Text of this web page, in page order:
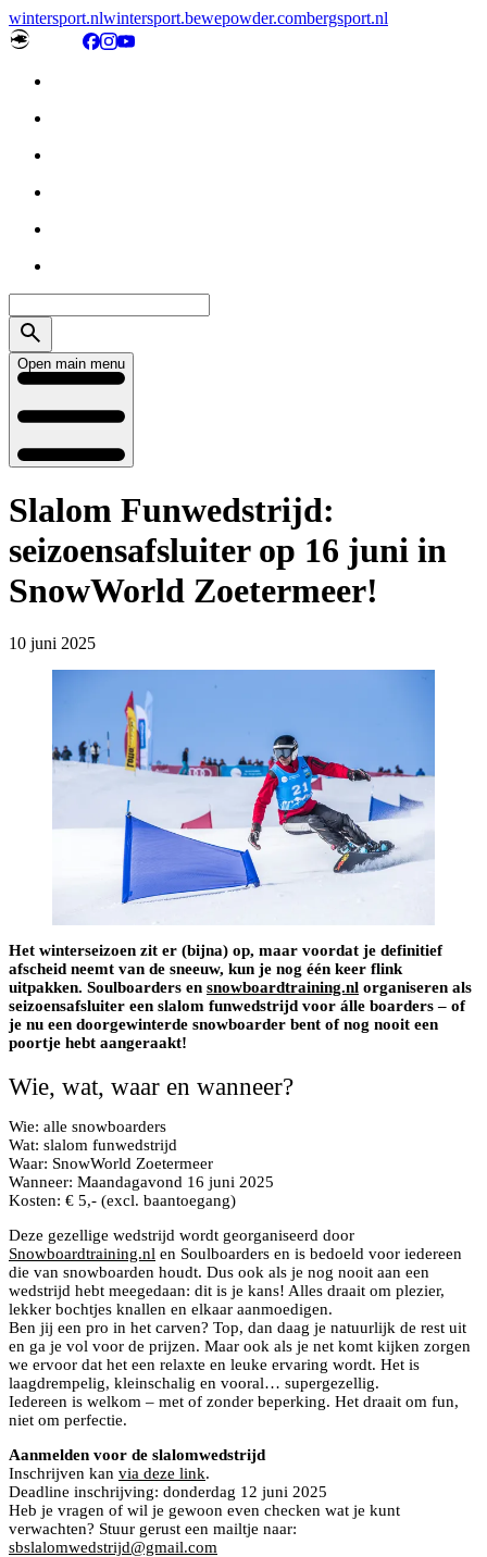
wintersport.nlwintersport.bewepowder.combergsport.nl
Open main menu
Slalom Funwedstrijd:
seizoensafsluiter op 16 juni in
SnowWorld Zoetermeer!
10 juni 2025
Het winterseizoen zit er (bijna) op, maar voordat je definitief
afscheid neemt van de sneeuw, kun je nog één keer flink
uitpakken. Soulboarders en snowboardtraining.nl organiseren als
seizoensafsluiter een slalom funwedstrijd voor álle boarders – of
je nu een doorgewinterde snowboarder bent of nog nooit een
poortje hebt aangeraakt!
Wie, wat, waar en wanneer?
Wie: alle snowboarders
Wat: slalom funwedstrijd
Waar: SnowWorld Zoetermeer
Wanneer: Maandagavond 16 juni 2025
Kosten: € 5,- (excl. baantoegang)
Deze gezellige wedstrijd wordt georganiseerd door
Snowboardtraining.nl en Soulboarders en is bedoeld voor iedereen
die van snowboarden houdt. Dus ook als je nog nooit aan een
wedstrijd hebt meegedaan: dit is je kans! Alles draait om plezier,
lekker bochtjes knallen en elkaar aanmoedigen.
Ben jij een pro in het carven? Top, dan daag je natuurlijk de rest uit
en ga je vol voor de prijzen. Maar ook als je net komt kijken zorgen
we ervoor dat het een relaxte en leuke ervaring wordt. Het is
laagdrempelig, kleinschalig en vooral… supergezellig.
Iedereen is welkom – met of zonder beperking. Het draait om fun,
niet om perfectie.
Aanmelden voor de slalomwedstrijd
Inschrijven kan via deze link.
Deadline inschrijving: donderdag 12 juni 2025
Heb je vragen of wil je gewoon even checken wat je kunt
verwachten? Stuur gerust een mailtje naar:
sbslalomwedstrijd@gmail.com